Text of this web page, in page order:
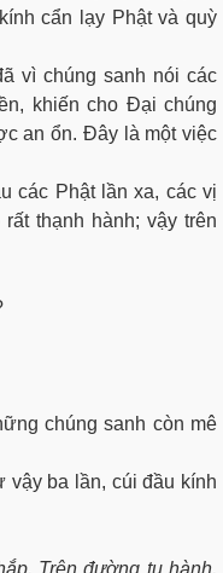
cẩn lạy Phật và quỳ
vì chúng sanh nói các
khiến cho Ðại chúng
an ổn. Ðây là một việc
các Phật lần xa, các vị
thạnh hành; vậy trên
chúng sanh còn mê
vậy ba lần, cúi đầu kính
Trên đường tu hành,